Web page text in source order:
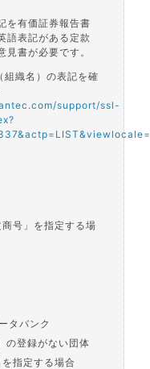
を有価証券報告書
語表記がある定款
見書が必要です。
織名）の表記を確
support/ssl-
号」を指定する場
タバンク
の登録がない団体
指定する場合